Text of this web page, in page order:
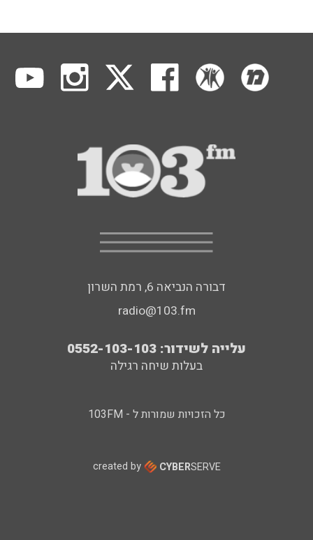
דבורה הנביאה 6, רמת השרון
radio@103.fm
עלייה לשידור: 0552-103-103
בעלות שיחה רגילה
כל הזכויות שמורות ל - 103FM
created by CYBERSERVE